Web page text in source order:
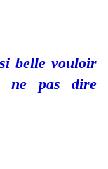
belle vouloir
ne pas dire